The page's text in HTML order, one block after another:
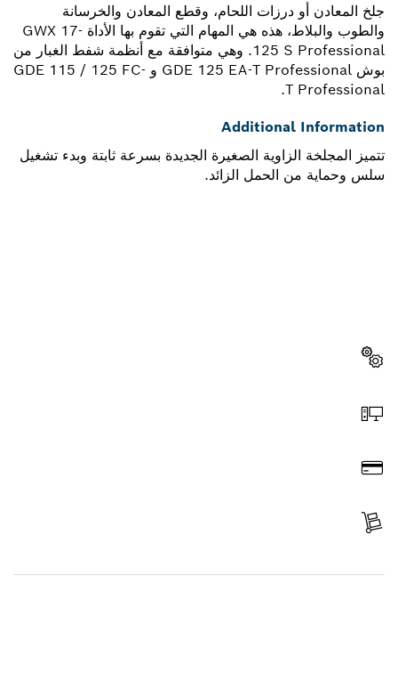
جلخ المعادن أو درزات اللحام، وقطع المعادن والخرسانة
والطوب والبلاط، هذه هي المهام التي تقوم بها الأداة GWX 17-
125 S Professional. وهي متوافقة مع أنظمة شفط الغبار من
بوش GDE 125 EA-T Professional و GDE 115 / 125 FC-
T Professional.
Additional Information
تتميز المجلخة الزاوية الصغيرة الجديدة بسرعة ثابتة وبدء تشغيل
سلس وحماية من الحمل الزائد.